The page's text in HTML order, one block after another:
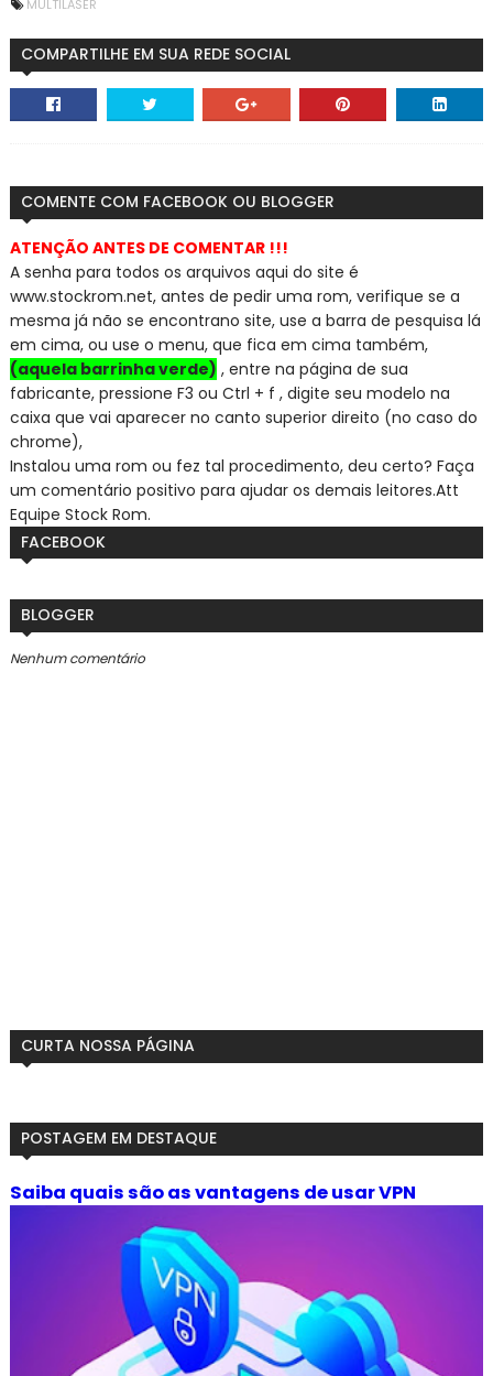
MULTILASER
COMPARTILHE EM SUA REDE SOCIAL
COMENTE COM FACEBOOK OU BLOGGER
ATENÇÃO ANTES DE COMENTAR !!!
A senha para todos os arquivos aqui do site é
www.stockrom.net, antes de pedir uma rom, verifique se a
mesma já não se encontrano site, use a barra de pesquisa lá
em cima, ou use o menu, que fica em cima também,
(aquela barrinha verde) , entre na página de sua
fabricante, pressione F3 ou Ctrl + f , digite seu modelo na
caixa que vai aparecer no canto superior direito (no caso do
chrome),
Instalou uma rom ou fez tal procedimento, deu certo? Faça
um comentário positivo para ajudar os demais leitores.Att
Equipe Stock Rom.
FACEBOOK
BLOGGER
Nenhum comentário
CURTA NOSSA PÁGINA
POSTAGEM EM DESTAQUE
Saiba quais são as vantagens de usar VPN